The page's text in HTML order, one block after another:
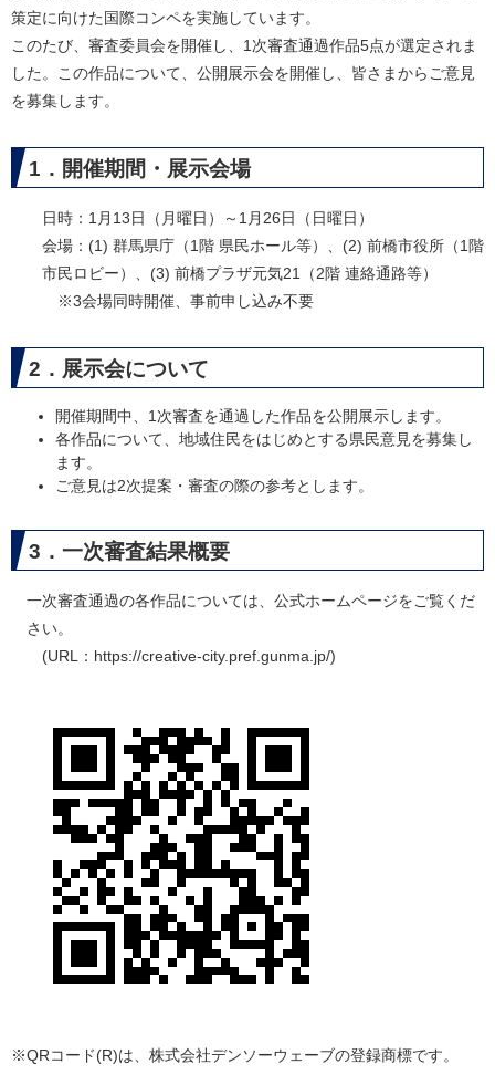
策定に向けた国際コンペを実施しています。
このたび、審査委員会を開催し、1次審査通過作品5点が選定されま
した。この作品について、公開展示会を開催し、皆さまからご意見
を募集します。
1．開催期間・展示会場
日時：1月13日（月曜日）～1月26日（日曜日）
会場：(1) 群馬県庁（1階 県民ホール等）、(2) 前橋市役所（1階
市民ロビー）、(3) 前橋プラザ元気21（2階 連絡通路等）
※3会場同時開催、事前申し込み不要
2．展示会について
開催期間中、1次審査を通過した作品を公開展示します。
各作品について、地域住民をはじめとする県民意見を募集し
ます。
ご意見は2次提案・審査の際の参考とします。
3．一次審査結果概要
一次審査通過の各作品については、公式ホームページをご覧くだ
さい。
(URL：https://creative-city.pref.gunma.jp/)
※QRコード(R)は、株式会社デンソーウェーブの登録商標です。​